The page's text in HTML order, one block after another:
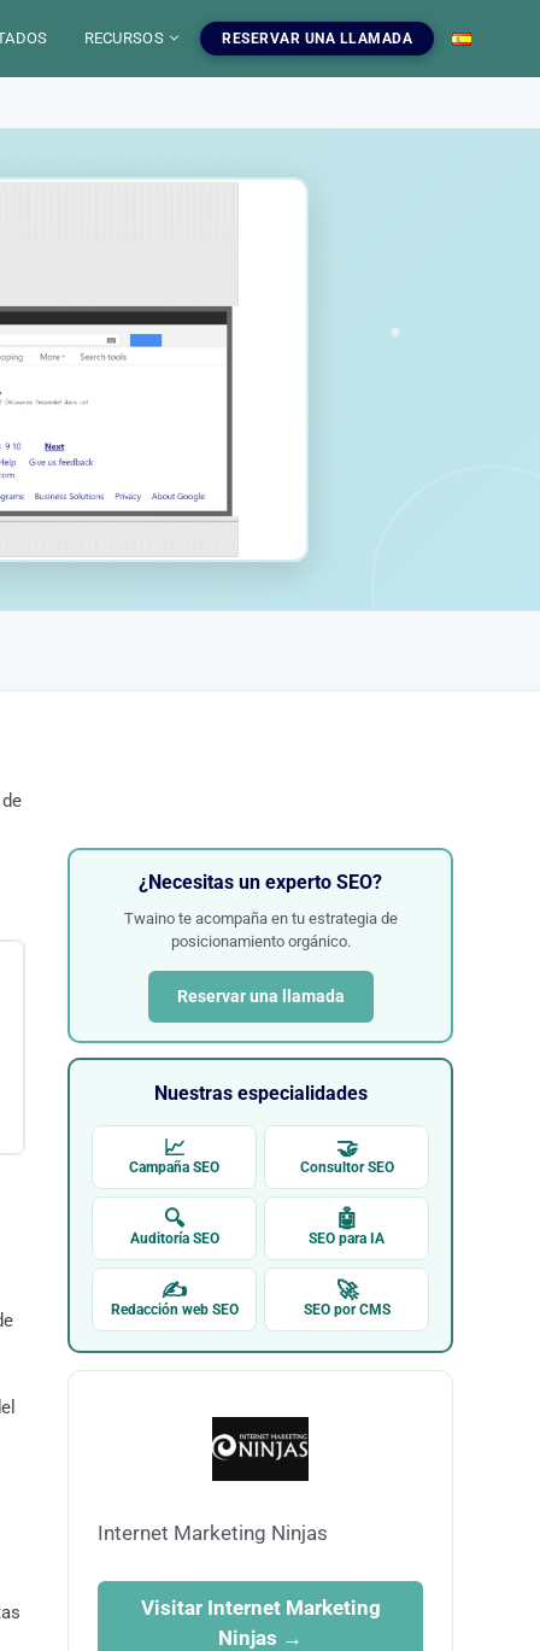
SEO, auditorias,
redaccion web y estrategia de
RECURSOS
gratuitas, blog y
el SEO.
las herramientas
RESERVAR UNA LLAMADA
¿Necesitas un experto SEO?
Twaino te acompaña en tu estrategia de
posicionamiento orgánico.
Reservar una llamada
Nuestras especialidades
📈
Campaña SEO
🤝
Consultor SEO
🔍
Auditoría SEO
🤖
SEO para IA
✍
Redacción web SEO
🚀
SEO por CMS
Internet Marketing Ninjas
Visitar Internet Marketing
Ninjas →